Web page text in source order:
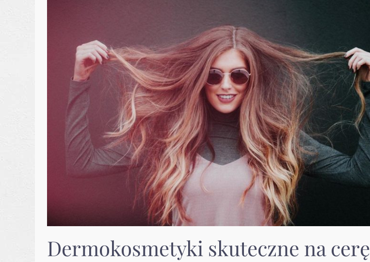
Dermokosmetyki skuteczne na cerę